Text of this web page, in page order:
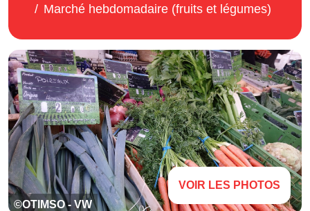
Marché hebdomadaire (fruits et légumes)
©OTIMSO - VW
VOIR LES PHOTOS